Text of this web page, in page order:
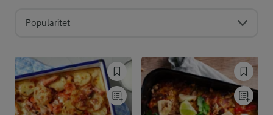
Popularitet